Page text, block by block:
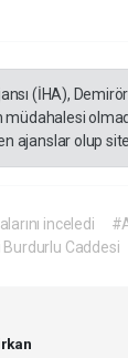
(İHA),
ajanslar olup
inceledi
Caddesi